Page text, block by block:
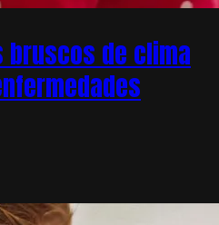
bruscos de clima